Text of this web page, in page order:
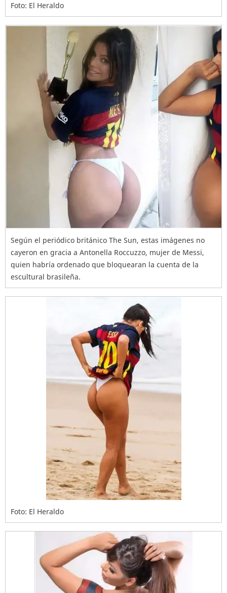
Foto: El Heraldo
Según el periódico británico The Sun, estas imágenes no
cayeron en gracia a Antonella Roccuzzo, mujer de Messi,
quien habría ordenado que bloquearan la cuenta de la
escultural brasileña.
Foto: El Heraldo